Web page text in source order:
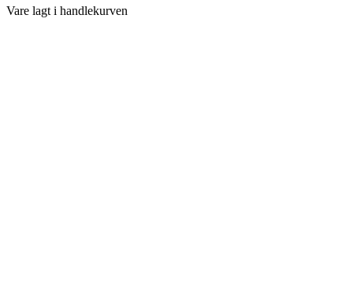
Vare lagt i handlekurven